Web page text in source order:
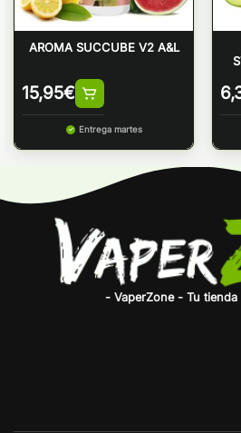
AROMA SUCCUBE V2 A&L
15,95€
Entrega martes
- VaperZone - Tu